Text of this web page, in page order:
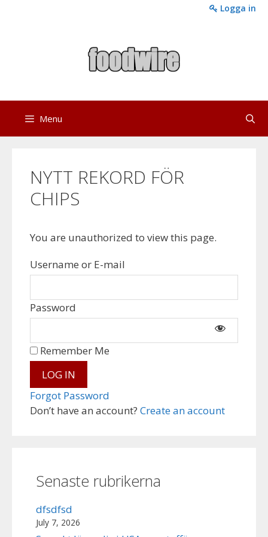
Logga in
Menu
NYTT REKORD FÖR
CHIPS
You are unauthorized to view this page.
Username or E-mail
Password
Don’t have an account? Create an account
Remember Me
Forgot Password
Senaste rubrikerna
dfsdfsd
July 7, 2026